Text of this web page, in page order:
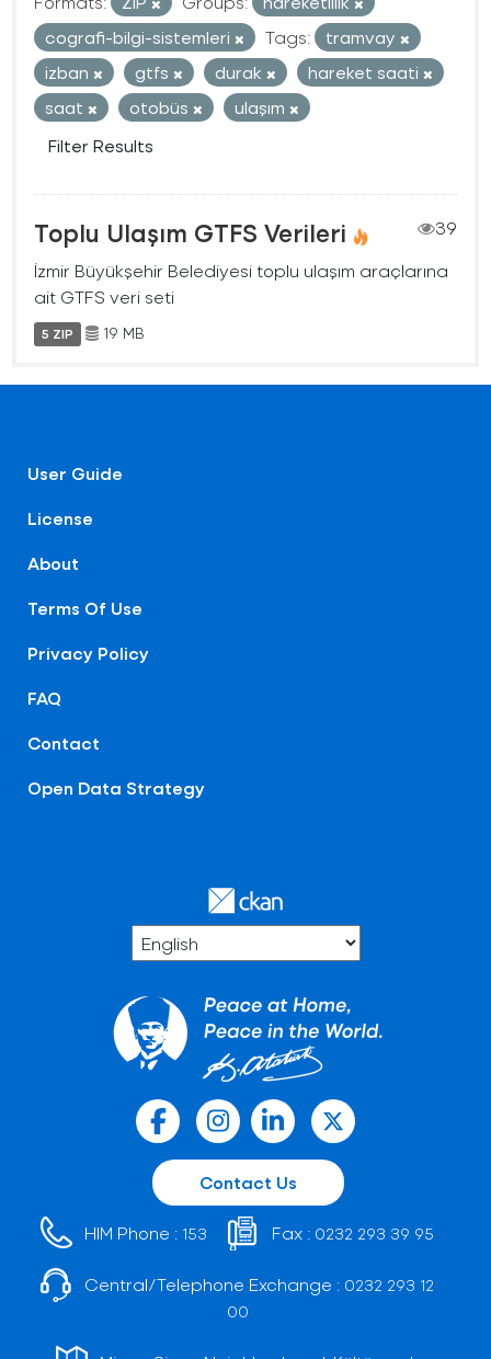
cografi-bilgi-sistemleri
Tags:
tramvay
izban
gtfs durak
hareket saati
saat
otobüs
ulaşım
Filter Results
Toplu Ulaşım GTFS Verileri
39
İzmir Büyükşehir Belediyesi toplu ulaşım araçlarına
ait GTFS veri seti
5 ZIP 19 MB
User Guide
License
About
Terms Of Use
Privacy Policy
FAQ
Contact
Open Data Strategy
Contact Us
HIM Phone : 153 Fax : 0232 293 39 95
Central/Telephone Exchange : 0232 293 12
00